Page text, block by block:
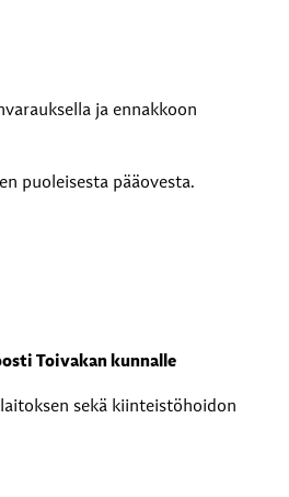
ja ennakkoon
puoleisesta pääovesta.
Toivakan kunnalle
sekä kiinteistöhoidon